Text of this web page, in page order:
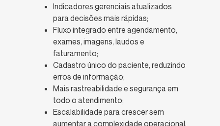
Indicadores gerenciais atualizados
para decisões mais rápidas;
Fluxo integrado entre agendamento,
exames, imagens, laudos e
faturamento;
Cadastro único do paciente, reduzindo
erros de informação;
Mais rastreabilidade e segurança em
todo o atendimento;
Escalabilidade para crescer sem
aumentar a complexidade operacional.